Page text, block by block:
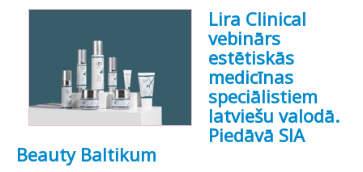
Lira Clinical
vebinārs
estētiskās
medicīnas
speciālistiem
latviešu valodā.
Piedāvā SIA
Beauty Baltikum